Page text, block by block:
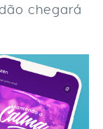
chegará